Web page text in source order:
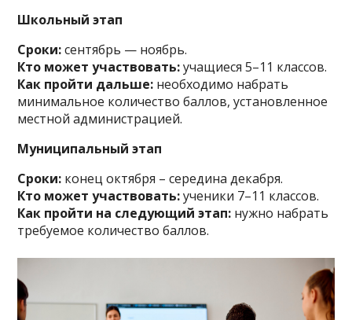
Школьный этап
Сроки:сентябрь — ноябрь.
Кто может участвовать:учащиеся 5–11 классов.
Как пройти дальше: необходимо набрать
минимальное количество баллов, установленное
местной администрацией.
Муниципальный этап
Сроки: конец октября – середина декабря.
Кто может участвовать:ученики 7–11 классов.
Как пройти на следующий этап: нужно набрать
требуемое количество баллов.